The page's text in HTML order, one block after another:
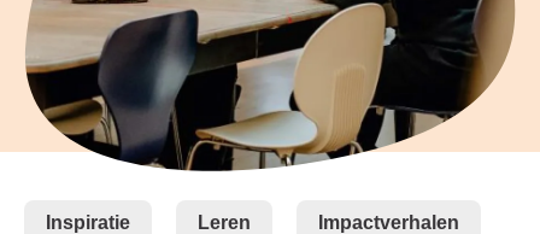
Inspiratie Leren Impactverhalen